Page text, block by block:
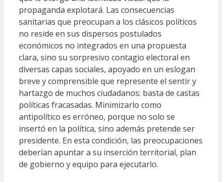
propaganda explotará. Las consecuencias
sanitarias que preocupan a los clásicos políticos
no reside en sus dispersos postulados
económicos no integrados en una propuesta
clara, sino su sorpresivo contagio electoral en
diversas capas sociales, apoyado en un eslogan
breve y comprensible que represente el sentir y
hartazgo de muchos ciudadanos: basta de castas
políticas fracasadas. Minimizarlo como
antipolítico es erróneo, porque no solo se
insertó en la política, sino además pretende ser
presidente. En esta condición, las preocupaciones
deberían apuntar a su inserción territorial, plan
de gobierno y equipo para ejecutarlo.